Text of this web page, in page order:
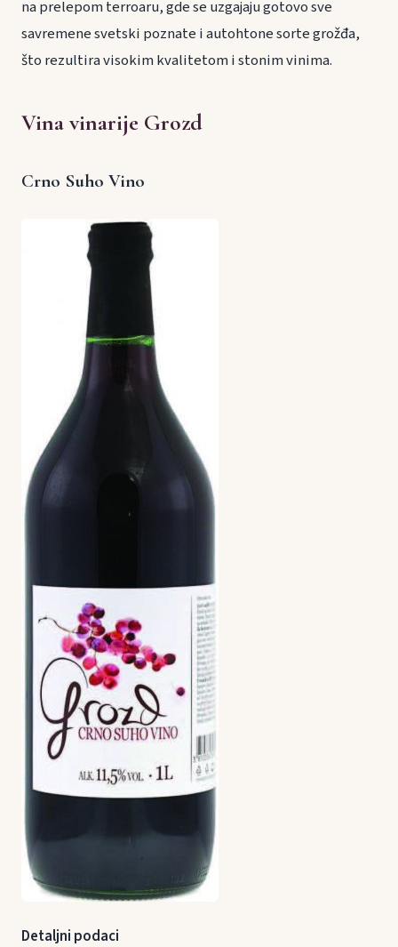
na prelepom terroaru, gde se uzgajaju gotovo sve
savremene svetski poznate i autohtone sorte grožđa,
što rezultira visokim kvalitetom i stonim vinima.
Vina vinarije Grozd
Crno Suho Vino
Detaljni podaci